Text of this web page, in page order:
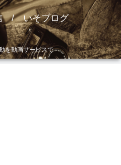
/ いそブログ
を動画サービスで